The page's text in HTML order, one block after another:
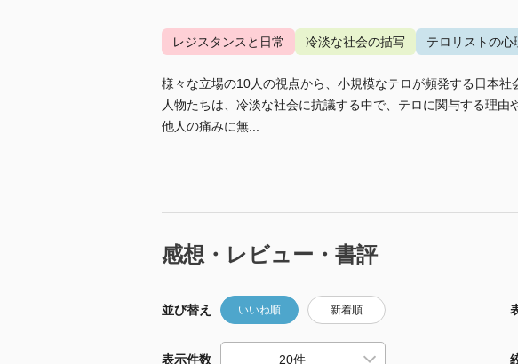
レジスタンスと日常 冷淡な社会の描写 テロリストの心
様々な立場の10人の視点から、小規模なテロが頻発する日本
人物たちは、冷淡な社会に抗議する中で、テロに関与する理由
他人の痛みに無...
感想・レビュー・書評
並び替え いいね順 新着順
表示件数